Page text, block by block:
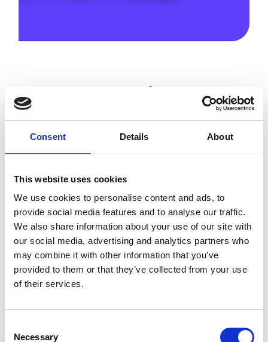
Consent Details About
This website uses cookies
We use cookies to personalise content and ads, to
provide social media features and to analyse our traffic.
We also share information about your use of our site with
our social media, advertising and analytics partners who
may combine it with other information that you’ve
provided to them or that they’ve collected from your use
of their services.
Selection
Necessary
Cosa cambia per le
aziende con la riforma
spagnola
La riforma modifica il modo in cui i dati delle
rendicontati. Le aziende hanno bisogno di
un'organizzazione operativa adeguata e di un
modello di conformità solido per affrontare
con efficacia il passaggio.